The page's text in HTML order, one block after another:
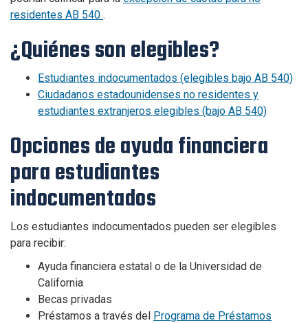
residentes AB 540 .
¿Quiénes son elegibles?
Estudiantes indocumentados (elegibles bajo AB 540)
Ciudadanos estadounidenses no residentes y
estudiantes extranjeros elegibles (bajo AB 540)
Opciones de ayuda financiera
para estudiantes
indocumentados
Los estudiantes indocumentados pueden ser elegibles
para recibir:
Ayuda financiera estatal o de la Universidad de
California
Becas privadas
Préstamos a través del Programa de Préstamos